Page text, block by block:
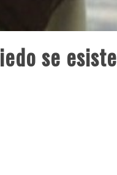
se esiste